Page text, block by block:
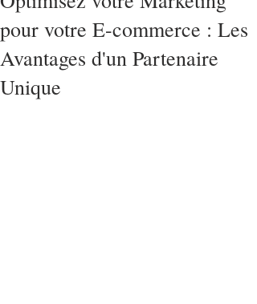
pour votre E-commerce : Les
Avantages d'un Partenaire
Unique